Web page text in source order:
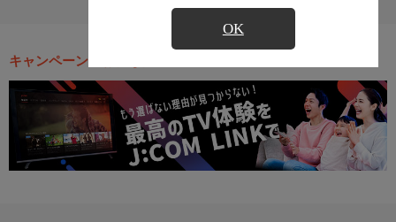
OK
キャンペーン・お得な情報